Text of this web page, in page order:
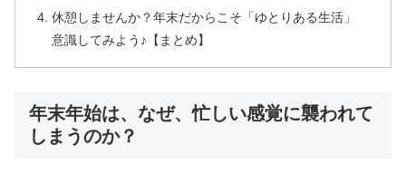
休憩しませんか？年末だからこそ「ゆとりある生活」
意識してみよう♪【まとめ】
年末年始は、なぜ、忙しい感覚に襲われて
しまうのか？